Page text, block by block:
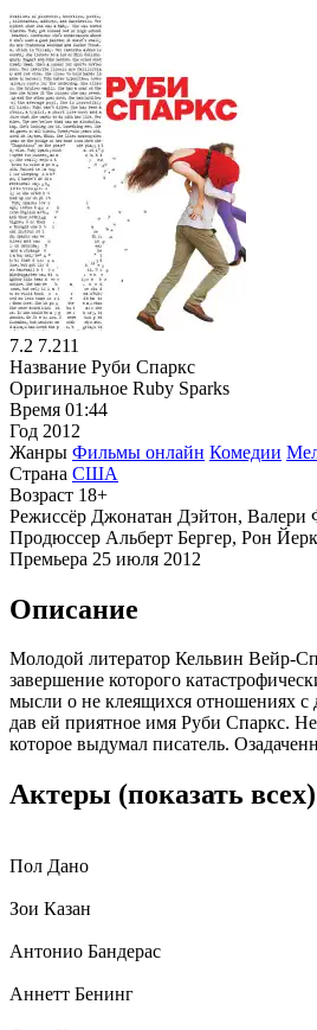
7.2 7.211
Название Руби Спаркс
Оригинальное Ruby Sparks
Время 01:44
Год 2012
Жанры Фильмы онлайн Комедии
Страна США
Возраст 18+
Режиссёр Джонатан Дэйтон, Валери
Продюссер Альберт Бергер, Рон
Премьера 25 июля 2012
Описание
Молодой литератор Кельвин Вейр-
завершение которого
мысли о не клеящихся отношениях с
дав ей приятное имя Руби Спаркс.
которое выдумал писатель.
Актеры (показать всех)
Пол Дано
Зои Казан
Антонио Бандерас
Аннетт Бенинг